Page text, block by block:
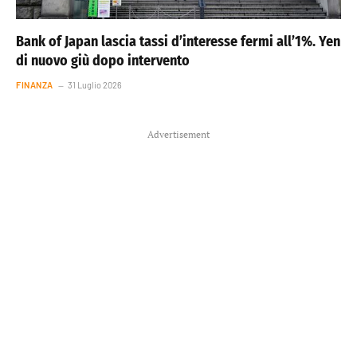
Bank of Japan lascia tassi d’interesse fermi all’1%. Yen
di nuovo giù dopo intervento
FINANZA 31 Luglio 2026
Advertisement